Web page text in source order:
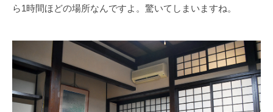
ら1時間ほどの場所なんですよ。驚いてしまいますね。